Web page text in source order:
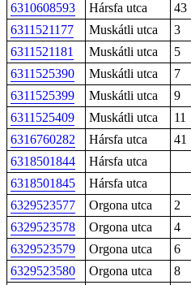
6310608593
Hársfa utca 43
6311521177
Muskátli utca 3
6311521181
Muskátli utca 5
6311525390
Muskátli utca 7
6311525399
Muskátli utca 9
6311525409
Muskátli utca 11
6316760282
Hársfa utca 41
6318501844
Hársfa utca
6318501845
Hársfa utca
6329523577
Orgona utca 2
6329523578
Orgona utca 4
6329523579
Orgona utca 6
6329523580
Orgona utca 8